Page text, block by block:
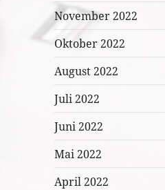
November 2022
Oktober 2022
August 2022
Juli 2022
Juni 2022
Mai 2022
April 2022